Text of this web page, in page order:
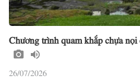
Chương trình quam khắp chựa
26/07/2026